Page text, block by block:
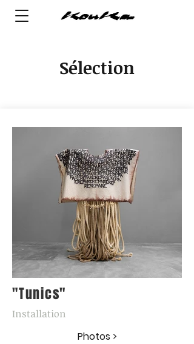
Sélection
"Tunics"
Installation
Photos >